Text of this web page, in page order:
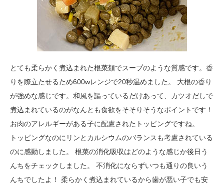
とても柔らかく煮込まれた根菜類でスープのような質感です。香
りを際立たせるため600wレンジで20秒温めました。 大根の香り
が強めな感じです。和風を謳っているだけあって、カツオだしで
煮込まれているのがなんとも食欲をそそりそうなポイントです！
お肉のアレルギーがある子に配慮されたトッピングですね。
トッピングなのにリンとカルシウムのバランスも考慮されている
のに感動しました。 根菜の消化吸収はどのような感じか後日う
んちをチェックしました。 不消化にならずいつも通りの良いう
んちでしたよ！ 柔らかく煮込まれているから歯が悪い子でも安